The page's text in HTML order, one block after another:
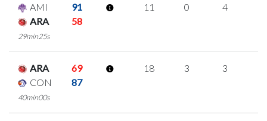
AMI
91
ARA
58
29min25s
11 0 4
ARA
69
CON
87
40min00s
18 3 3